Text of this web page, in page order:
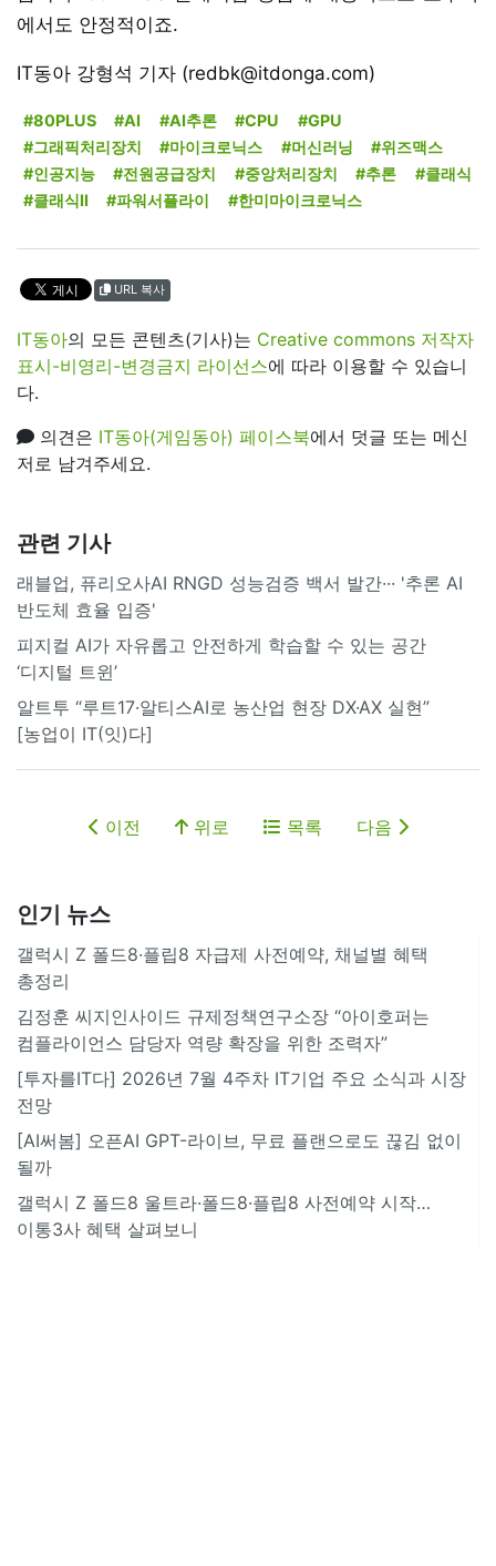
에서도 안정적이죠.
IT동아 강형석 기자 (redbk@itdonga.com)
#80PLUS #AI #AI추론 #CPU
#GPU
#그래픽처리장치
#마이크로닉스 #머신러닝
#위즈맥스
#인공지능
#전원공급장치 #중앙처리장치 #추론
#클래식
#클래식II
#파워서플라이 #한미마이크로닉스
URL 복사
IT동아의 모든 콘텐츠(기사)는 Creative commons 저작자
표시-비영리-변경금지 라이선스에 따라 이용할 수 있습니
다.
의견은 IT동아(게임동아) 페이스북에서 덧글 또는 메신
저로 남겨주세요.
관련 기사
래블업, 퓨리오사AI RNGD 성능검증 백서 발간··· '추론 AI
반도체 효율 입증'
피지컬 AI가 자유롭고 안전하게 학습할 수 있는 공간
‘디지털 트윈’
알트투 “루트17·알티스AI로 농산업 현장 DX·AX 실현”
[농업이 IT(잇)다]
이전 위로 목록 다음
인기 뉴스
갤럭시 Z 폴드8·플립8 자급제 사전예약, 채널별 혜택
총정리
김정훈 씨지인사이드 규제정책연구소장 “아이호퍼는
컴플라이언스 담당자 역량 확장을 위한 조력자”
[투자를IT다] 2026년 7월 4주차 IT기업 주요 소식과 시장
전망
[AI써봄] 오픈AI GPT-라이브, 무료 플랜으로도 끊김 없이
될까
갤럭시 Z 폴드8 울트라·폴드8·플립8 사전예약 시작…
이통3사 혜택 살펴보니